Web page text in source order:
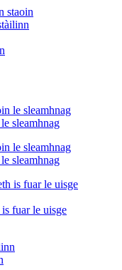
staoin
sleamhnag
sleamhnag
fuar le uisge